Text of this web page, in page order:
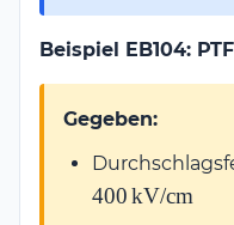
Beispiel EB104:
Gegeben:
400 kV/cm